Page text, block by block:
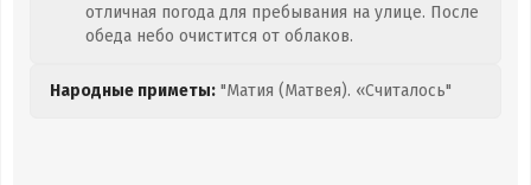
отличная погода для пребывания на улице. После
обеда небо очистится от облаков.
Народные приметы: "Матия (Матвея). «Считалось"